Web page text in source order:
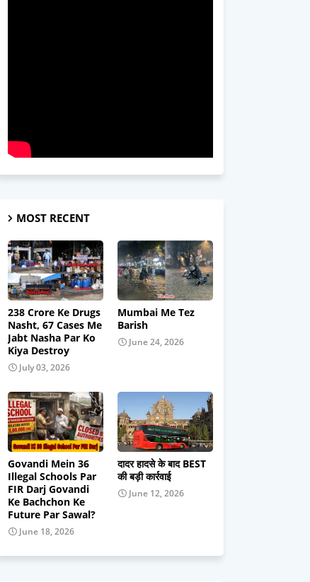
MOST RECENT
238 Crore Ke Drugs
Nasht, 67 Cases Me
Jabt Nasha Par Ko
Kiya Destroy
July 03, 2026
Mumbai Me Tez
Barish
June 24, 2026
Govandi Mein 36
Illegal Schools Par
FIR Darj Govandi
Ke Bachchon Ke
Future Par Sawal?
June 18, 2026
दादर हादसे के बाद BEST
की बड़ी कार्रवाई
June 12, 2026